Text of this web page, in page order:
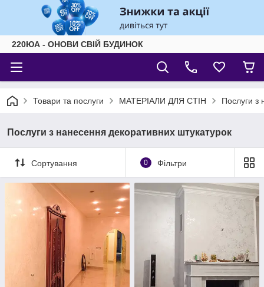
220ЮА - ОНОВИ СВІЙ БУДИНОК
Товари та послуги МАТЕРІАЛИ ДЛЯ СТІН Послуги з
Послуги з нанесення декоративних штукатурок
Сортування 0 Фільтри